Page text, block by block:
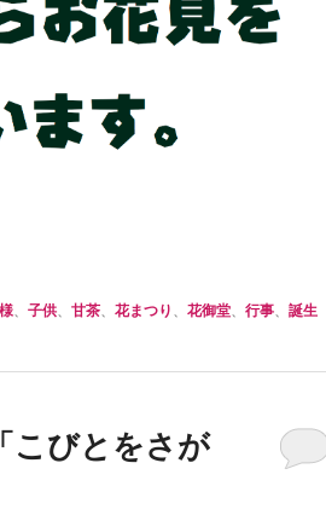
子供 甘茶 花まつり 花御堂 行事
誕生
こびとをさが